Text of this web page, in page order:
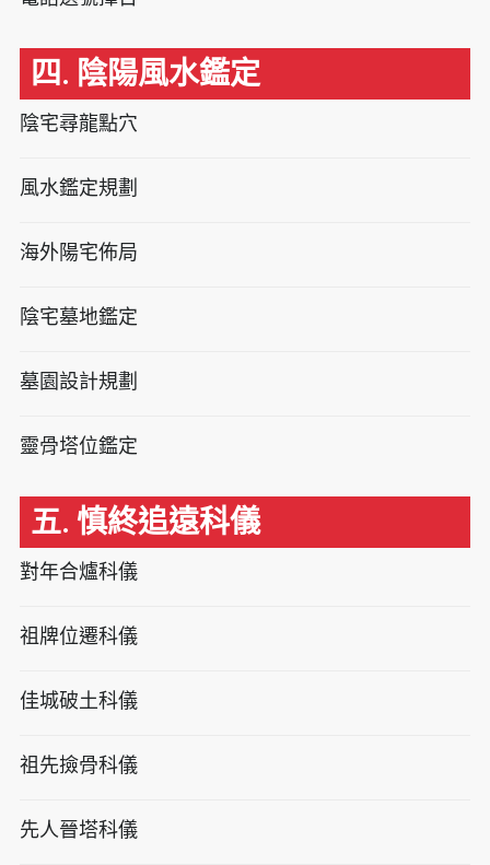
四. 陰陽風水鑑定
陰宅尋龍點穴
風水鑑定規劃
海外陽宅佈局
陰宅墓地鑑定
墓園設計規劃
靈骨塔位鑑定
五. 慎終追遠科儀
對年合爐科儀
祖牌位遷科儀
佳城破土科儀
祖先撿骨科儀
先人晉塔科儀